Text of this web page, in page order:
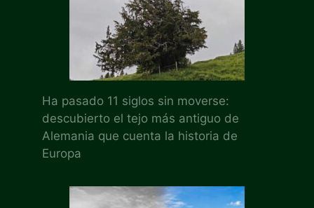
Ha pasado 11 siglos sin moverse:
descubierto el tejo más antiguo de
Alemania que cuenta la historia de
Europa